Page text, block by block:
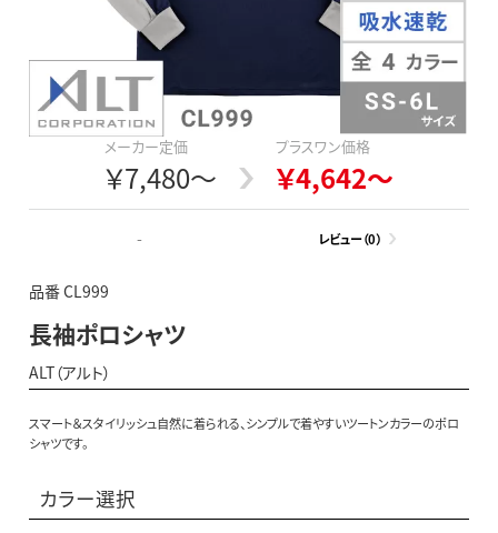
メーカー定価
￥7,480～
プラスワン価格
￥4,642～
- レビュー（0）
品番 CL999
長袖ポロシャツ
ALT（アルト）
スマート＆スタイリッシュ自然に着られる、シンプルで着やすいツートンカラーのポロ
シャツです。
カラー選択